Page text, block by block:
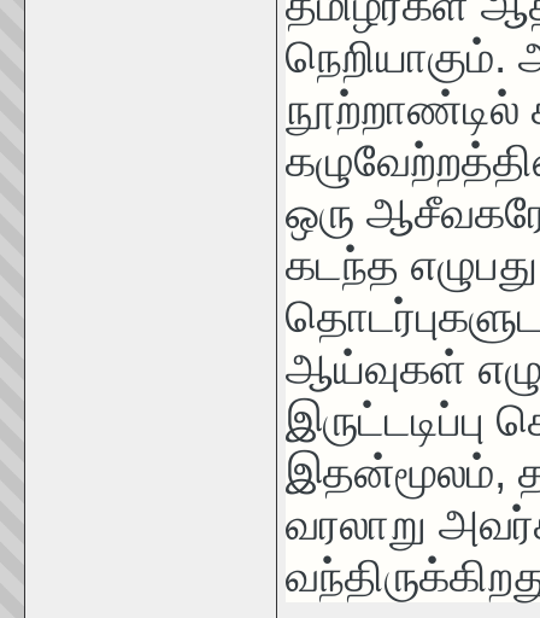
நெறியாகும்.
நூற்றாண்டில்
ஒரு
கடந்த
ஆய்வுகள்
இருட்டடிப்பு
இதன்மூலம்,
வரலாறு